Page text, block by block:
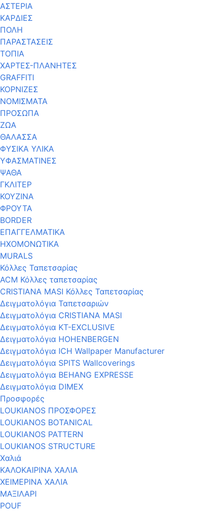
ΑΣΤΕΡΙΑ
ΚΑΡΔΙΕΣ
ΠΟΛΗ
ΠΑΡΑΣΤΑΣΕΙΣ
ΤΟΠΙΑ
ΧΑΡΤΕΣ-ΠΛΑΝΗΤΕΣ
GRAFFITI
ΚΟΡΝΙΖΕΣ
ΝΟΜΙΣΜΑΤΑ
ΠΡΟΣΩΠΑ
ΖΩΑ
ΘΑΛΑΣΣΑ
ΦΥΣΙΚΑ ΥΛΙΚΑ
ΥΦΑΣΜΑΤΙΝΕΣ
ΨΑΘΑ
ΓΚΛΙΤΕΡ
ΚΟΥΖΙΝΑ
ΦΡΟΥΤΑ
BORDER
ΕΠΑΓΓΕΛΜΑΤΙΚΑ
ΗΧΟΜΟΝΩΤΙΚΑ
MURALS
Κόλλες Ταπετσαρίας
ACM Κόλλες ταπετσαρίας
CRISTIANA MASI Κόλλες Ταπετσαρίας
Δειγματολόγια Ταπετσαριών
Δειγματολόγια CRISTIANA MASI
Δειγματολόγια KT-EXCLUSIVE
Δειγματολόγια HOHENBERGEN
Δειγματολόγια ICH Wallpaper Manufacturer
Δειγματολόγια SPITS Wallcoverings
Δειγματολόγια BEHANG EXPRESSE
Δειγματολόγια DIMEX
Προσφορές
LOUKIANOS ΠΡΟΣΦΟΡΕΣ
LOUKIANOS BOTANICAL
LOUKIANOS PATTERN
LOUKIANOS STRUCTURE
Χαλιά
ΚΑΛΟΚΑΙΡΙΝΑ ΧΑΛΙΑ
ΧΕΙΜΕΡΙΝΑ ΧΑΛΙΑ
ΜΑΞΙΛΑΡΙ
POUF